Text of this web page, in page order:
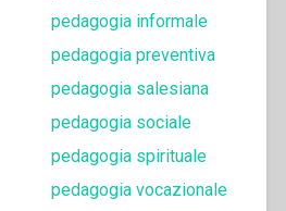
pedagogia informale
pedagogia preventiva
pedagogia salesiana
pedagogia sociale
pedagogia spirituale
pedagogia vocazionale